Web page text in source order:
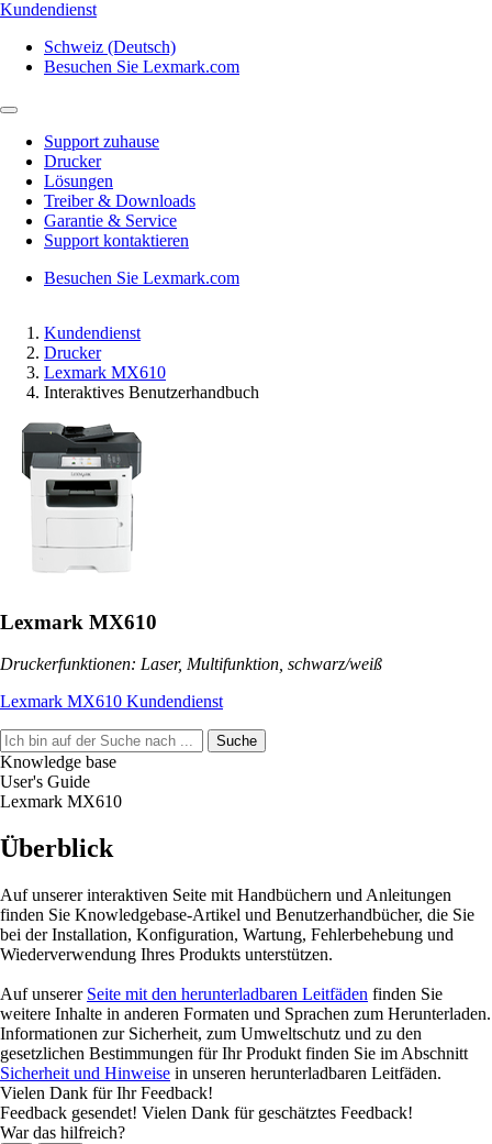
Kundendienst
Schweiz (Deutsch)
Besuchen Sie Lexmark.com
Support zuhause
Drucker
Lösungen
Treiber & Downloads
Garantie & Service
Support kontaktieren
Besuchen Sie Lexmark.com
Kundendienst
Drucker
Lexmark MX610
Interaktives Benutzerhandbuch
Lexmark MX610
Druckerfunktionen: Laser, Multifunktion, schwarz/weiß
Lexmark MX610 Kundendienst
Suche
Knowledge base
User's Guide
Lexmark MX610
Überblick
Auf unserer interaktiven Seite mit Handbüchern und Anleitungen
finden Sie Knowledgebase-Artikel und Benutzerhandbücher, die Sie
bei der Installation, Konfiguration, Wartung, Fehlerbehebung und
Wiederverwendung Ihres Produkts unterstützen.
Auf unserer Seite mit den herunterladbaren Leitfäden finden Sie
weitere Inhalte in anderen Formaten und Sprachen zum Herunterladen.
Informationen zur Sicherheit, zum Umweltschutz und zu den
gesetzlichen Bestimmungen für Ihr Produkt finden Sie im Abschnitt
Sicherheit und Hinweise in unseren herunterladbaren Leitfäden.
Vielen Dank für Ihr Feedback!
Feedback gesendet! Vielen Dank für geschätztes Feedback!
War das hilfreich?